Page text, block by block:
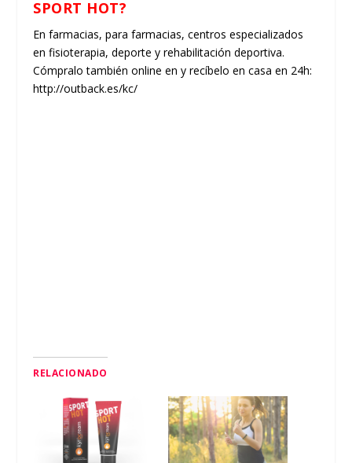
SPORT HOT?
En farmacias, para farmacias, centros especializados
en fisioterapia, deporte y rehabilitación deportiva.
Cómpralo también online en y recíbelo en casa en 24h:
http://outback.es/kc/
RELACIONADO